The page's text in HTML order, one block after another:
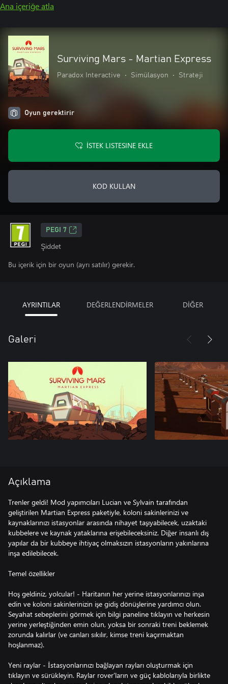
Ana içeriğe atla
Surviving Mars - Martian Express
Paradox Interactive • Simülasyon • Strateji
Oyun gerektirir
İSTEK LISTESINE EKLE
KOD KULLAN
PEGI 7
Şiddet
Bu içerik için bir oyun (ayrı satılır) gerekir.
AYRINTILAR DEĞERLENDİRMELER DİĞER
Galeri
Açıklama
Trenler geldi! Mod yapımcıları Lucian ve Sylvain tarafından
geliştirilen Martian Express paketiyle, koloni sakinlerinizi ve
kaynaklarınızı istasyonlar arasında nihayet taşıyabilecek, uzaktaki
kubbelere ve kaynak yataklarına erişebileceksiniz. Diğer insanlı dış
yapılar da bir kubbeye ihtiyaç olmaksızın istasyonların yakınlarına
inşa edilebilecek.
Temel özellikler
Hoş geldiniz, yolcular! - Haritanın her yerine istasyonlarınızı inşa
edin ve koloni sakinlerinizin işe gidiş dönüşlerine yardımcı olun.
Seyahat sebeplerini görmek için bilgi paneline tıklayın ve herkesin
yerine yerleştiğinden emin olun, yoksa bir sonraki treni beklemek
zorunda kalırlar (ve canları sıkılır, kimse treni kaçırmaktan
hoşlanmaz).
Yeni raylar - İstasyonlarınızı bağlayan rayları oluşturmak için
tıklayın ve sürükleyin. Raylar rover'ların ve güç kablolarıyla birlikte